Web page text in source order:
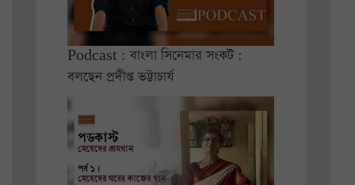
Podcast : বাংলা সিনেমার সংকট :
বলছেন প্রদীপ্ত ভট্টাচার্য